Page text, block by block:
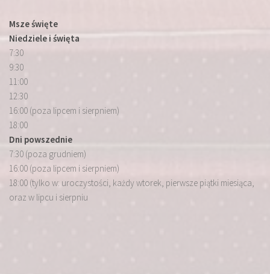
Msze święte
Niedziele i święta
7:30
9:30
11:00
12:30
16:00 (poza lipcem i sierpniem)
18:00
Dni powszednie
7:30 (poza grudniem)
16:00 (poza lipcem i sierpniem)
18:00 (tylko w: uroczystości, każdy wtorek, pierwsze piątki miesiąca,
oraz w lipcu i sierpniu